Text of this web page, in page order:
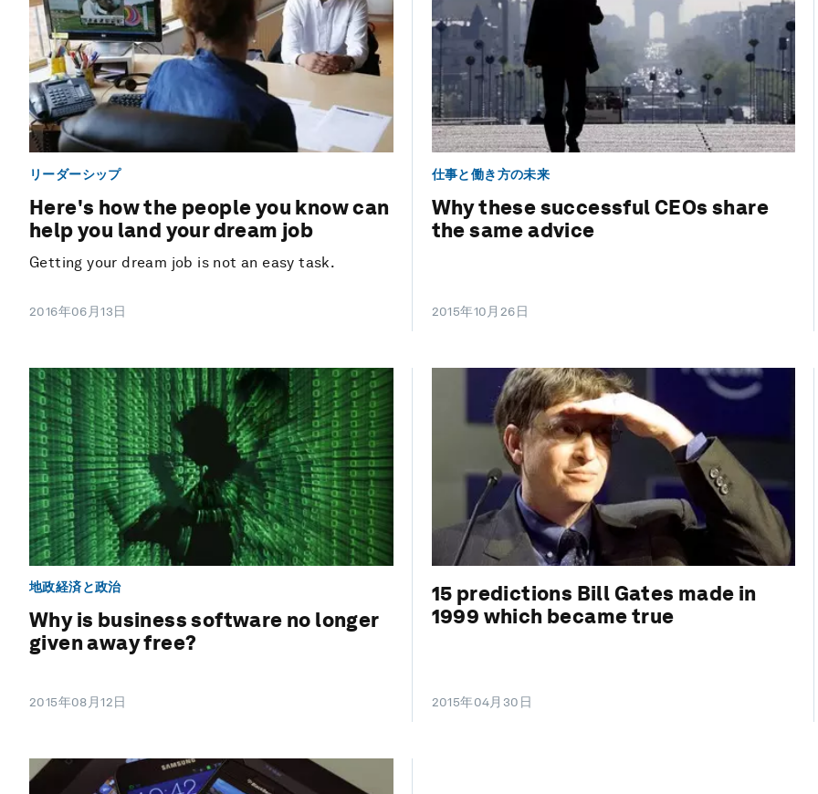
リーダーシップ
Here's how the people you know can
help you land your dream job
Getting your dream job is not an easy task.
2016年06月13日
仕事と働き方の未来
Why these successful CEOs share
the same advice
2015年10月26日
地政経済と政治
Why is business software no longer
given away free?
2015年08月12日
15 predictions Bill Gates made in
1999 which became true
2015年04月30日